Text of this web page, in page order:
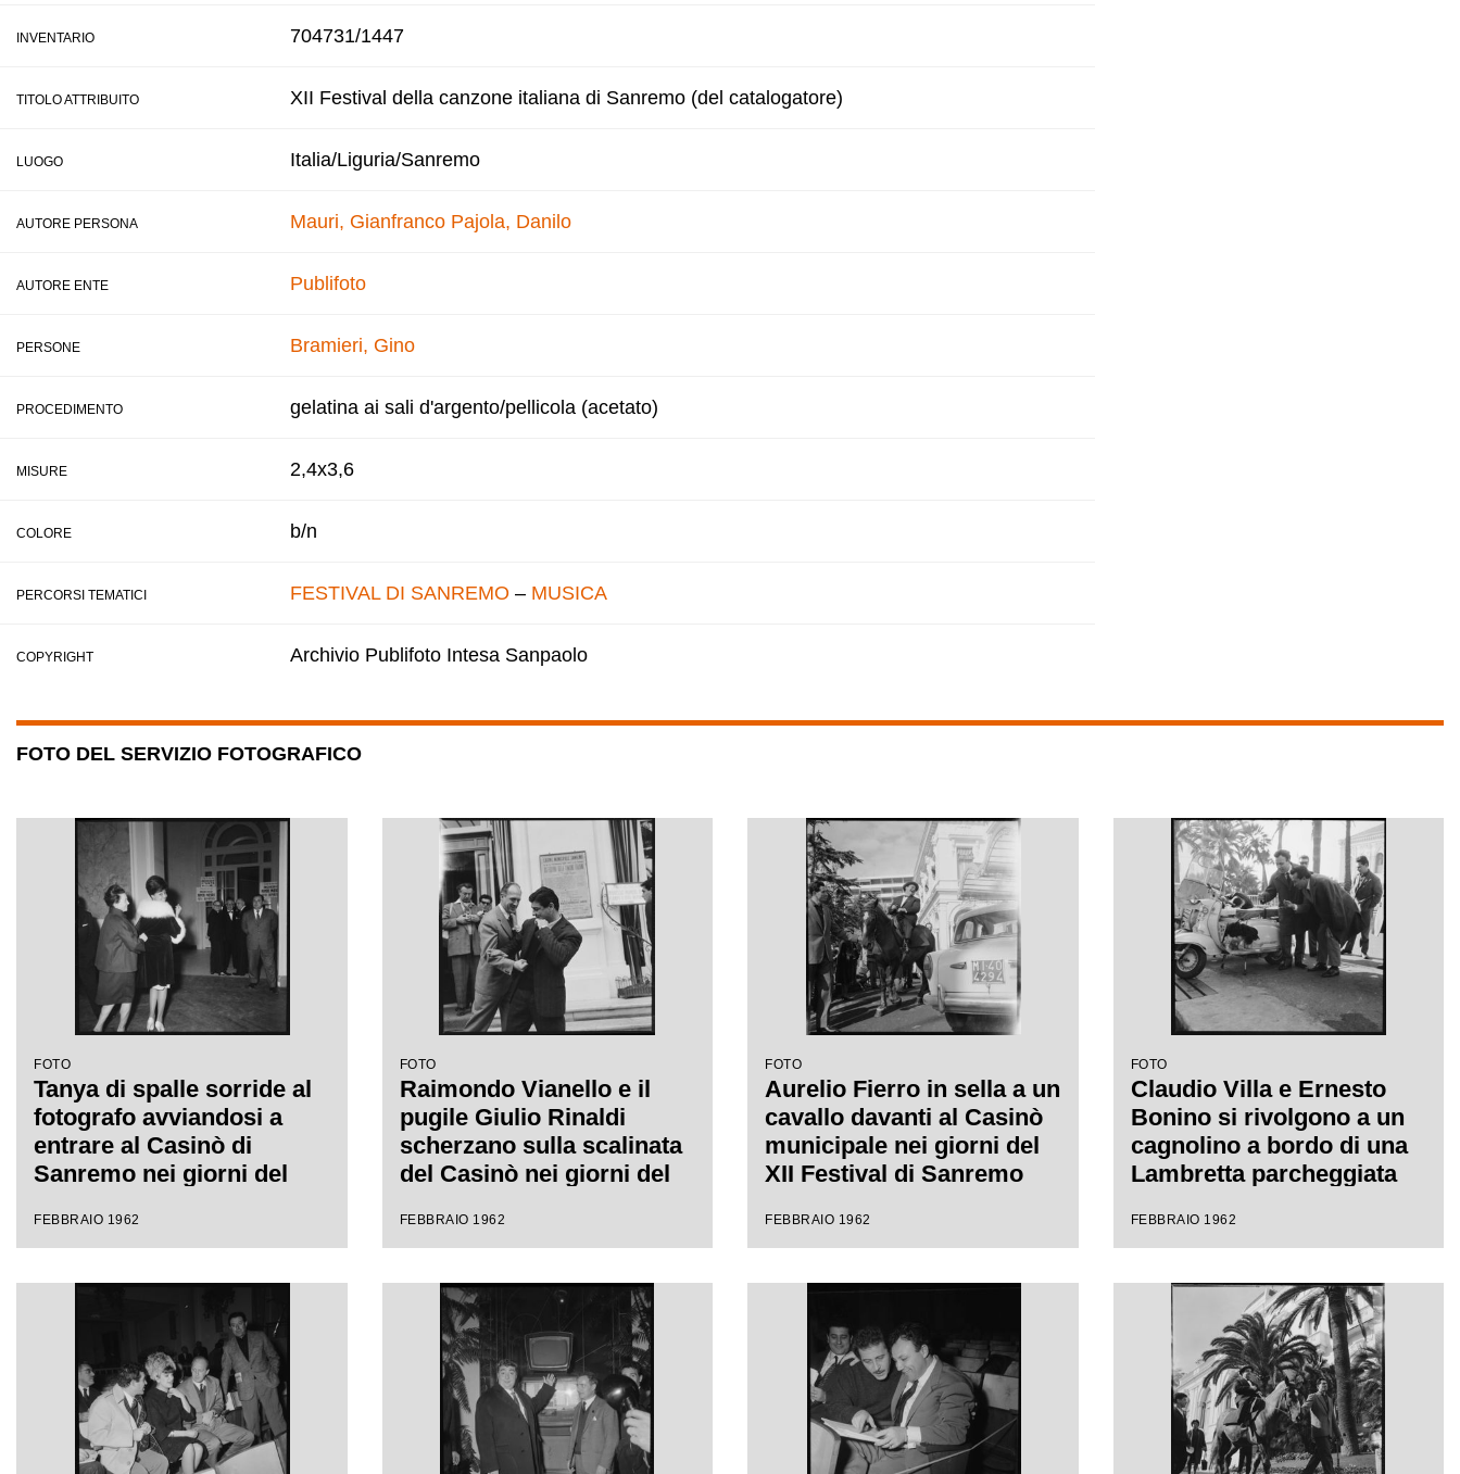
INVENTARIO 704731/1447
TITOLO ATTRIBUITO XII Festival della canzone italiana di Sanremo (del catalogatore)
LUOGO Italia/Liguria/Sanremo
AUTORE PERSONA Mauri, Gianfranco Pajola, Danilo
AUTORE ENTE Publifoto
PERSONE Bramieri, Gino
PROCEDIMENTO gelatina ai sali d'argento/pellicola (acetato)
MISURE 2,4x3,6
COLORE b/n
PERCORSI TEMATICI FESTIVAL DI SANREMO – MUSICA
COPYRIGHT Archivio Publifoto Intesa Sanpaolo
FOTO DEL SERVIZIO FOTOGRAFICO
FOTO
Tanya di spalle sorride al
fotografo avviandosi a
entrare al Casinò di
Sanremo nei giorni del
FEBBRAIO 1962
FOTO
Raimondo Vianello e il
pugile Giulio Rinaldi
scherzano sulla scalinata
del Casinò nei giorni del
FEBBRAIO 1962
FOTO
Aurelio Fierro in sella a un
cavallo davanti al Casinò
municipale nei giorni del
XII Festival di Sanremo
"Lui andava a cavallo"
FEBBRAIO 1962
FOTO
Claudio Villa e Ernesto
Bonino si rivolgono a un
cagnolino a bordo di una
Lambretta parcheggiata
municipale nei giorni del
FEBBRAIO 1962